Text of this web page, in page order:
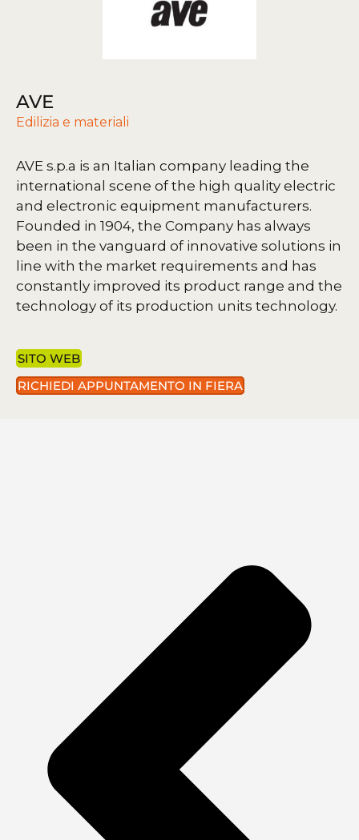
AVE
Edilizia e materiali
AVE s.p.a is an Italian company leading the
international scene of the high quality electric
and electronic equipment manufacturers.
Founded in 1904, the Company has always
been in the vanguard of innovative solutions in
line with the market requirements and has
constantly improved its product range and the
technology of its production units technology.
SITO WEB
RICHIEDI APPUNTAMENTO IN FIERA